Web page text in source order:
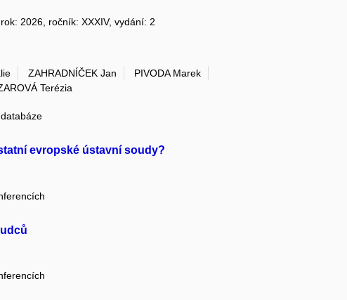
, rok: 2026, ročník: XXXIV, vydání: 2
ZAHRADNÍČEK Jan
PIVODA Marek
Terézia
evropské ústavní soudy?